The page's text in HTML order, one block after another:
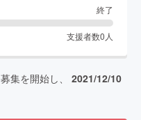
終了
支援者数0 人
集を開始し、 2021/12/10